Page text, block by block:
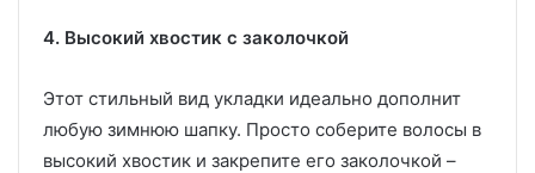
4. Высокий хвостик с заколочкой
Этот стильный вид укладки идеально дополнит
любую зимнюю шапку. Просто соберите волосы в
высокий хвостик и закрепите его заколочкой –